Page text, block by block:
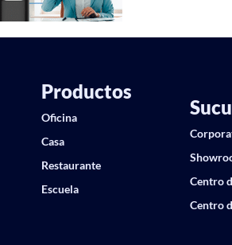
Productos
Oficina
Casa
Restaurante
Escuela
Centro
Centro